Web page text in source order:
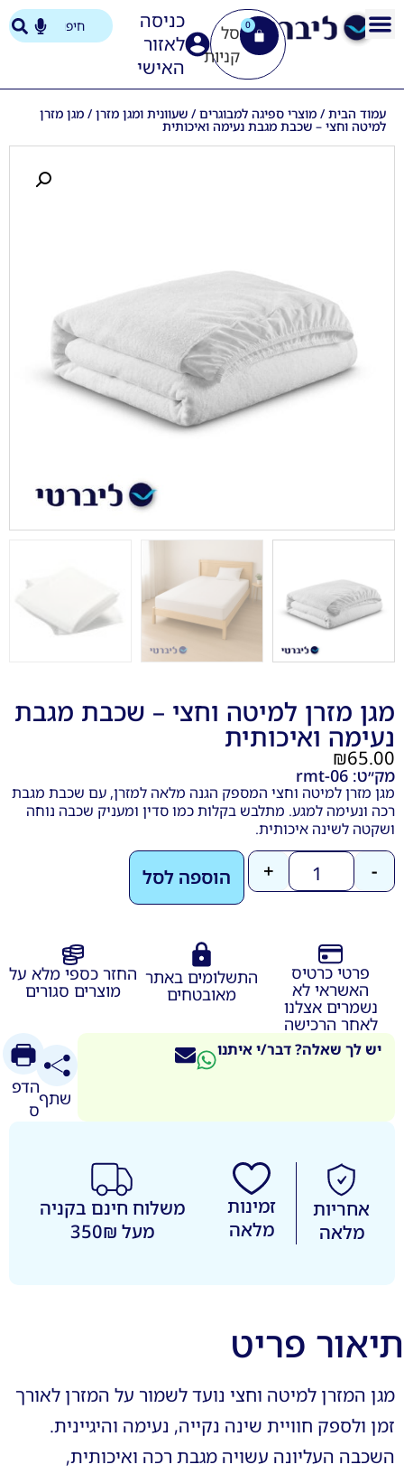
כניסה
לאזור
האישי
0
עמוד הבית / מוצרי ספיגה למבוגרים / שעוונית ומגן מזרן / מגן מזרן
למיטה וחצי – שכבת מגבת נעימה ואיכותית
מגן מזרן למיטה וחצי – שכבת מגבת
נעימה ואיכותית
₪65.00
מק״ט: rmt-06
מגן מזרן למיטה וחצי המספק הגנה מלאה למזרן, עם שכבת מגבת
רכה ונעימה למגע. מתלבש בקלות כמו סדין ומעניק שכבה נוחה
ושקטה לשינה איכותית.
-
+ הוספה לסל
פרטי כרטיס
האשראי לא
נשמרים אצלנו
לאחר הרכישה
התשלומים באתר
מאובטחים
החזר כספי מלא על
מוצרים סגורים
יש לך שאלה? דבר/י איתנו
שתף
הדפ
ס
אחריות
מלאה
משלוח חינם בקניה
מעל 350₪
זמינות
מלאה
תיאור פריט
מגן המזרן למיטה וחצי נועד לשמור על המזרן לאורך
זמן ולספק חוויית שינה נקייה, נעימה והיגיינית.
השכבה העליונה עשויה מגבת רכה ואיכותית,
כיסא רחצה ושירותים יוקרתי
דגם קלין - ללא אביזרים
₪2,100.00
כן אני רוצה